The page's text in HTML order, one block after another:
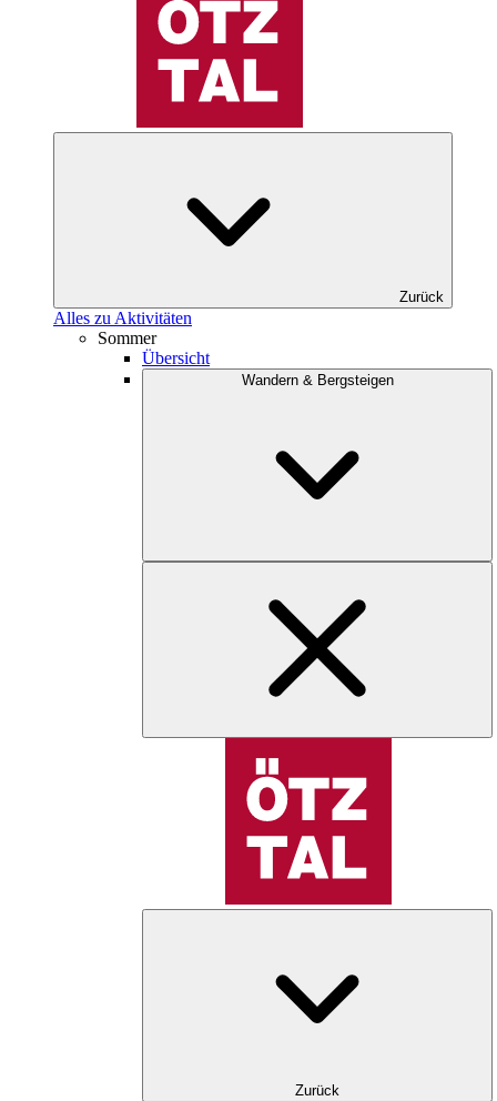
Zurück
Alles zu Aktivitäten
Sommer
Übersicht
Wandern & Bergsteigen
Zurück